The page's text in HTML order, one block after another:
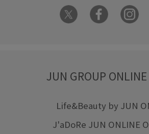
JUN GROUP ONLINE
Life&Beauty by JUN
J'aDoRe JUN ONLINE